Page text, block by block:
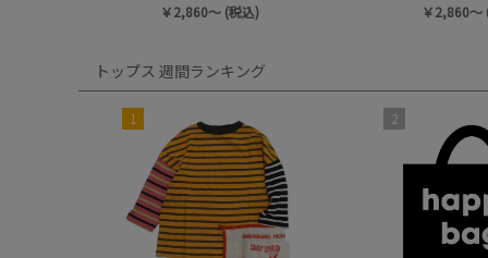
￥2,860～ (税込) ￥2,860～
トップス 週間ランキング
1 2